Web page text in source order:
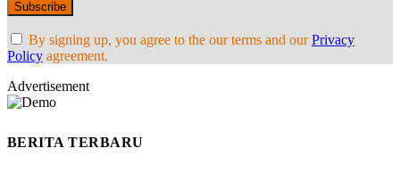
By signing up, you agree to the our terms and ourPrivacy
Policy agreement.
Advertisement
BERITA TERBARU